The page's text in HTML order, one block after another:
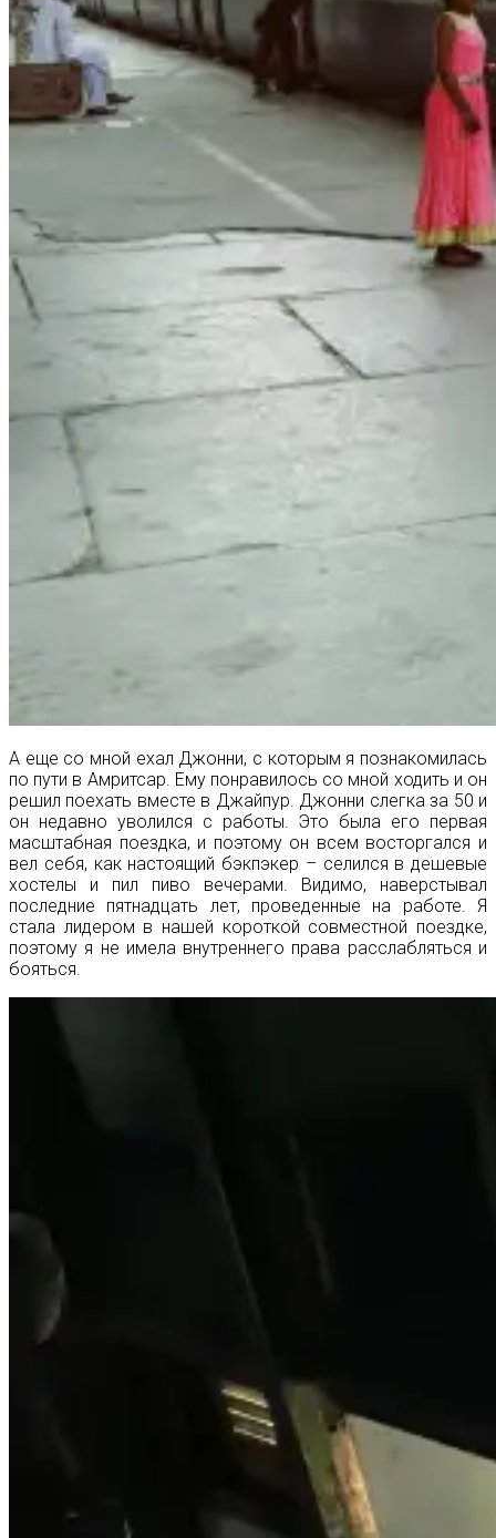
А еще со мной ехал Джонни, с которым я познакомилась
по пути в Амритсар. Ему понравилось со мной ходить и он
решил поехать вместе в Джайпур. Джонни слегка за 50 и
он недавно уволился с работы. Это была его первая
масштабная поездка, и поэтому он всем восторгался и
вел себя, как настоящий бэкпэкер – селился в дешевые
хостелы и пил пиво вечерами. Видимо, наверстывал
последние пятнадцать лет, проведенные на работе. Я
стала лидером в нашей короткой совместной поездке,
поэтому я не имела внутреннего права расслабляться и
бояться.